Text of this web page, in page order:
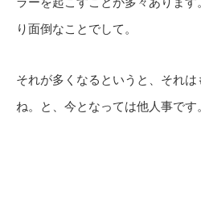
り面倒なことでして。
それが多くなるというと、それは
ね。と、今となっては他人事です